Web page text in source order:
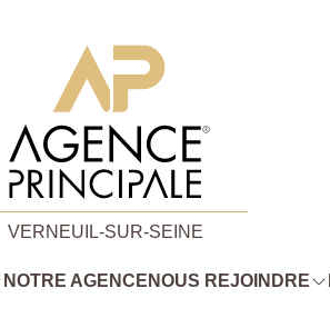
VERNEUIL-SUR-SEINE
NOTRE AGENCE NOUS REJOINDRE